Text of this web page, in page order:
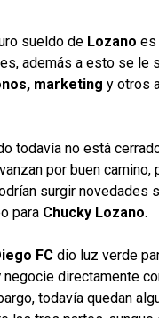
sueldo de Lozano es
además a esto se le
marketing y otros
todavía no está
por buen camino,
surgir novedades
para Chucky Lozano.
FC dio luz verde
negocie directamente
todavía quedan